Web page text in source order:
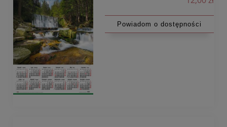
Powiadom o dostępności